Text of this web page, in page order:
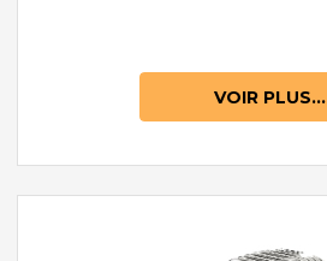
VOIR PLUS...